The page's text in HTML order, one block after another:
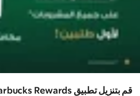
قم بتنزيل تطبيق Starbucks Rewards الآن